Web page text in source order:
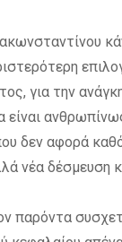
για την
δεν αφορά
νέα δέσμευση
παρόντα